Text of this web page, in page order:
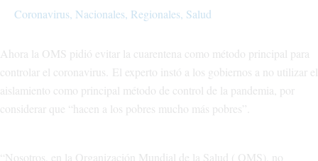
Coronavirus, Nacionales, Regionales, Salud
Ahora la OMS pidió evitar la cuarentena como método principal para
controlar el coronavirus. El experto instó a los gobiernos a no utilizar el
aislamiento como principal método de control de la pandemia, por
considerar que “hacen a los pobres mucho más pobres”.
“Nosotros, en la Organización Mundial de la Salud ( OMS), no